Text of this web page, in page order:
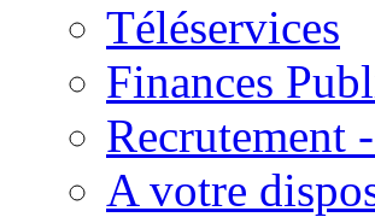
Téléservices
Finances
Recrutement
A votre